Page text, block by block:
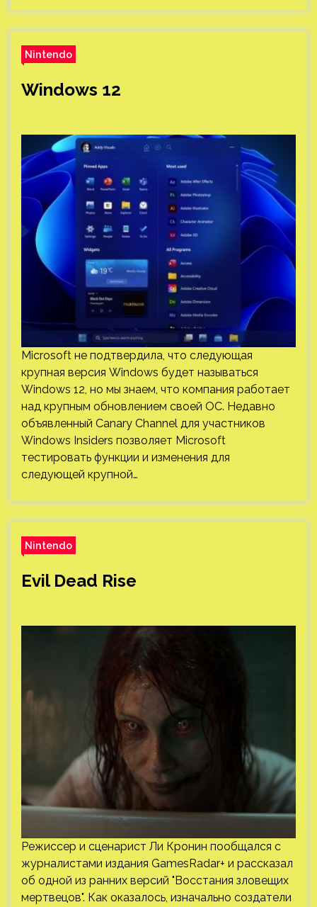
Nintendo
Windows 12
Microsoft не подтвердила, что следующая
крупная версия Windows будет называться
Windows 12, но мы знаем, что компания работает
над крупным обновлением своей ОС. Недавно
объявленный Canary Channel для участников
Windows Insiders позволяет Microsoft
тестировать функции и изменения для
следующей крупной…
Nintendo
Evil Dead Rise
Режиссер и сценарист Ли Кронин пообщался с
журналистами издания GamesRadar+ и рассказал
об одной из ранних версий "Восстания зловещих
мертвецов". Как оказалось, изначально создатели